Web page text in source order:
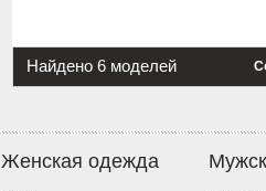
Найдено 6 моделей
Женская одежда